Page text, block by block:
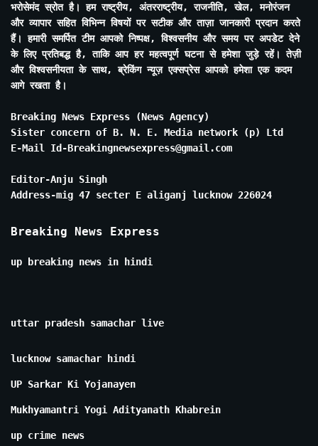
भरोसेमंद स्रोत है। हम राष्ट्रीय, अंतरराष्ट्रीय, राजनीति, खेल, मनोरंजन
और व्यापार सहित विभिन्न विषयों पर सटीक और ताज़ा जानकारी प्रदान करते
हैं। हमारी समर्पित टीम आपको निष्पक्ष, विश्वसनीय और समय पर अपडेट देने
के लिए प्रतिबद्ध है, ताकि आप हर महत्वपूर्ण घटना से हमेशा जुड़े रहें। तेज़ी
और विश्वसनीयता के साथ, ब्रेकिंग न्यूज़ एक्सप्रेस आपको हमेशा एक कदम
आगे रखता है।
Breaking News Express (News Agency)
Sister concern of B. N. E. Media network (p) Ltd
E-Mail Id-Breakingnewsexpress@gmail.com
Editor-Anju Singh
Address-mig 47 secter E aliganj lucknow 226024
Breaking News Express
up breaking news in hindi
uttar pradesh samachar live
lucknow samachar hindi
UP Sarkar Ki Yojanayen
Mukhyamantri Yogi Adityanath Khabrein
up crime news